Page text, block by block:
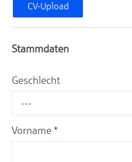
CV-Upload
Stammdaten
Geschlecht
---
Vorname *